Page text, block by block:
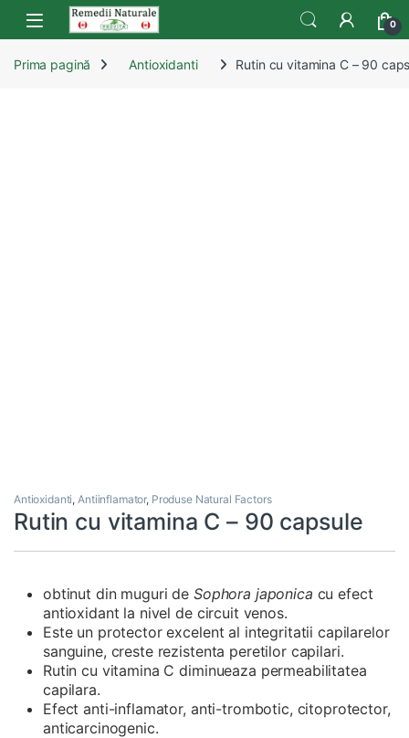
Skip to navigation
Skip to content
Open 0
Prima pagină Antioxidanti Rutin cu vitamina C – 90
Antioxidanti, Antiinflamator, Produse Natural Factors
Rutin cu vitamina C – 90 capsule
obtinut din muguri de Sophora japonica cu efect
antioxidant la nivel de circuit venos.
Este un protector excelent al integritatii capilarelor
sanguine, creste rezistenta peretilor capilari.
Rutin cu vitamina C diminueaza permeabilitatea
capilara.
Efect anti-inflamator, anti-trombotic, citoprotector,
anticarcinogenic.